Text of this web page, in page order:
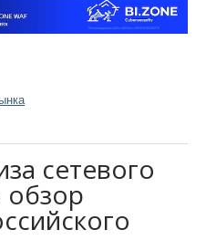
сетевого
обзор